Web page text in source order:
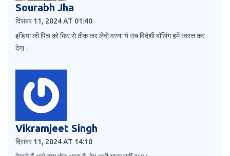
Sourabh Jha
दिसंबर 11, 2024 AT 01:40
इंडिया की पिच को फिर से ठीक कर लेवो वरना ये सब विदेशी बॉलिंग हमें ध्वस्त कर
देगा।
Vikramjeet Singh
दिसंबर 11, 2024 AT 14:10